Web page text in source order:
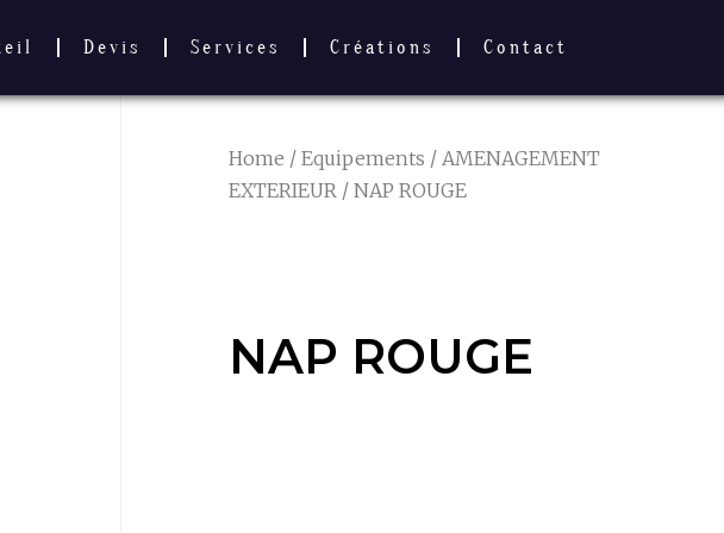
Devis Services Créations Contact
Home / Equipements / AMENAGEMENT
EXTERIEUR / NAP ROUGE
NAP ROUGE